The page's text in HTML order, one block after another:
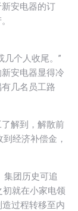
安电器的订
几个人收尾。”
安电器显得冷
几名员工路
解到，解散前
经济补偿金，
集团历史可追
就在小家电领
过程转移至内